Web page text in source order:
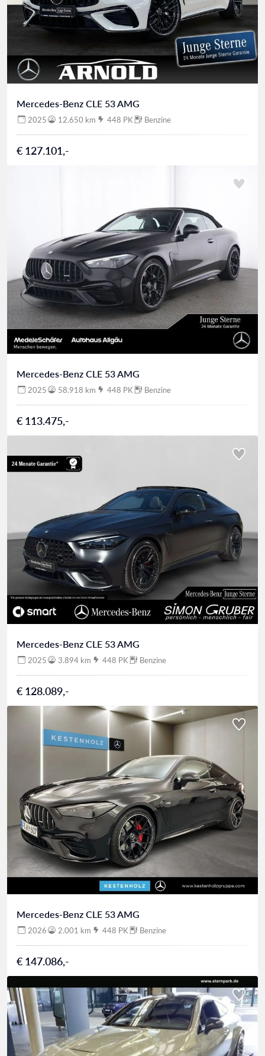
Mercedes-Benz CLE 53 AMG
2025 12.650 km 448 PK Benzine
€ 127.101,-
Mercedes-Benz CLE 53 AMG
2025 58.918 km 448 PK Benzine
€ 113.475,-
Mercedes-Benz CLE 53 AMG
2025 3.894 km 448 PK Benzine
€ 128.089,-
Mercedes-Benz CLE 53 AMG
2026 2.001 km 448 PK Benzine
€ 147.086,-